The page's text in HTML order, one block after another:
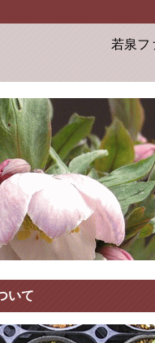
若泉ファー
いて